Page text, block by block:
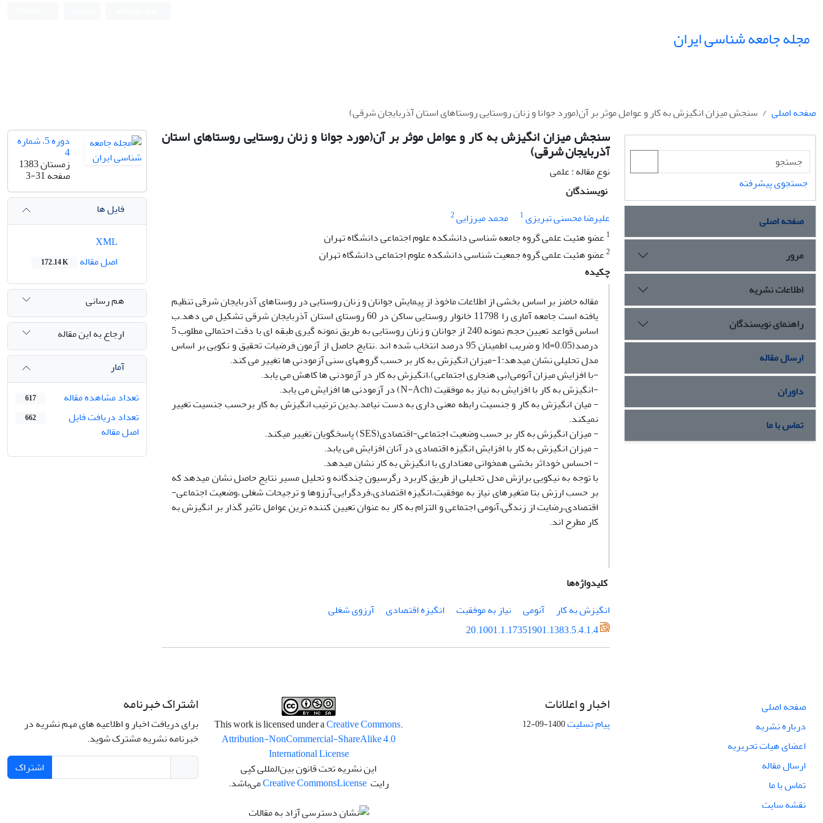
مجله جامعه شناسی ایران
صفحه اصلی سنجش میزان انگیزش به کار و عوامل موثر بر آن(مورد جوانا و زنان روستایی روستاهای استان آذربایجان شرقی)
سنجش میزان انگیزش به کار و عوامل موثر بر آن(مورد جوانا و زنان روستایی روستاهای استان
آذربایجان شرقی)
نوع مقاله : علمی
نویسندگان
علیرضا محسنی تبریزی1 محمد میرزایی2
1 عضو هئیت علمی گروه جامعه شناسی دانشکده علوم اجتماعی دانشگاه تهران
2عضو هئیت علمی گروه جمعیت شناسی دانشکده علوم اجتماعی دانشگاه تهران
چکیده
مقاله حاضز بر اساس بخشی از اطلاعات ماخوذ از پیمایش جوانان و زنان روستایی در روستاهای آذربایجان شرقی تنظیم
یافته است جامعه آماری را 11798 خانوار روستایی ساکن در 60 روستای استان آذربایجان شرقی تشکیل می دهد.ب
اساس قواعد تعیین حجم نمونه 240 از جوانان و زنان روستایی به طریق نمونه گیری طبقه ای با دقت احتمالی مطلوب 5
درصد(d=0.05( و ضریب اطمینان 95 درصد انتخاب شده اند .نتایج حاصل از آزمون فرضیات تحقیق و نکویی بر اساس
مدل تحلیلی نشان میدهد:1-میزان انگیزش به کار بر حسب گروههای سنی آزمودنی ها تغییر می کند.
-با افزایش میزان آنومی(بی هنجاری اجتماعی)،انگیزش به کار در آزمودنی ها کاهش می یابد.
-انگیزش به کار با افزایش به نیاز به موفقیت (N-Ach) در آزمودنی ها افزایش می یابد.
- میان انگیزش به کار و جنسیت رابطه معنی داری به دست نیامد.بدین ترتیب انگیزش به کار برحسب جنسیت تغییر
نمیکند.
- میزان انگیزش به کار بر حسب وضعیت اجتماعی-اقتصادی(SES) پاسخگویان تغییر میکند.
- میزان انگیزش به کار با افزایش انگیزه اقتصادی در آنان افزایش می یابد.
- احساس خوداثر بخشی همخوانی معناداری با انگیزش به کار نشان میدهد.
با توجه به نیکویی برازش مدل تحلیلی از طریق کاربرد رگرسیون چندگانه و تحلیل مسیر نتایج حاصل نشان میدهد که
بر حسب ارزش بتا متغیرهای نیاز به موفقیت،انگیزه اقتصادی،فردگرایی،آرزوها و ترجیحات شغلی ،وضعیت اجتماعی-
اقتصادی،رضایت از زندگی،آنومی اجتماعی و التزام به کار به عنوان تعیین کننده ترین عوامل تاثیر گذار بر انگیزش به
کار مطرح اند.
کلیدواژه‌ها
انگیزش به کار
آنومی نیاز به موفقیت انگیزه اقتصادی
آرزوی شغلی
20.1001.1.17351901.1383.5.4.1.4
دوره 5، شماره
4
زمستان 1383
صفحه3-31
فایل ها
اصل مقاله
172.14 K
هم رسانی
ارجاع به این مقاله
آمار
تعداد مشاهده مقاله
617
تعداد دریافت فایل
اصل مقاله
662
جستجوی پیشرفته
صفحه اصلی
مرور
اطلاعات نشریه
راهنمای نویسندگان
ارسال مقاله
داوران
تماس با ما
صفحه اصلی
درباره نشریه
اعضای هیات تحریریه
ارسال مقاله
تماس با ما
نقشه سایت
اخبار و اعلانات
پیام تسلیت1400-09-12
.This work is licensed under a
Creative Commons
Attribution-NonCommercial-ShareAlike 4.0
International License
این نشریه تحت قانون بین‌المللی کپی
رایت
Creative CommonsLicense می‌باشد.
اشتراک خبرنامه
برای دریافت اخبار و اطلاعیه های مهم نشریه در
خبرنامه نشریه مشترک شوید.
اشتراک